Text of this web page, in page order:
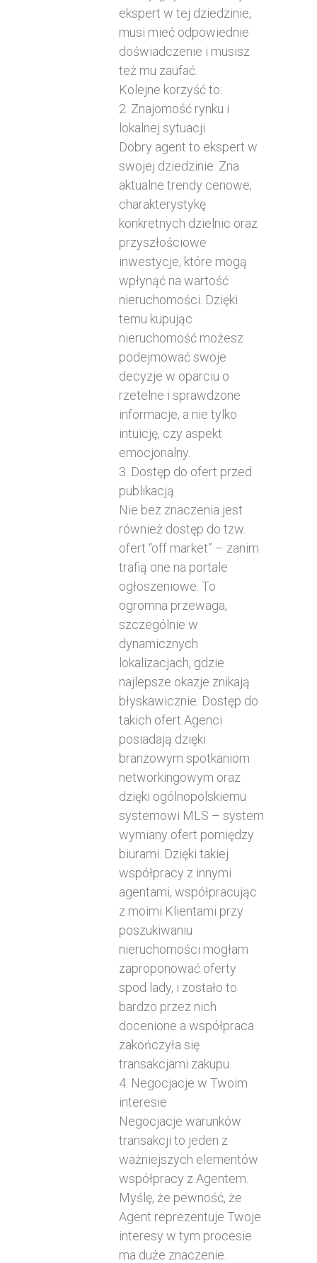
ekspert w tej dziedzinie,
musi mieć odpowiednie
doświadczenie i musisz
też mu zaufać.
Kolejne korzyść to:
2. Znajomość rynku i
lokalnej sytuacji
Dobry agent to ekspert w
swojej dziedzinie. Zna
aktualne trendy cenowe,
charakterystykę
konkretnych dzielnic oraz
przyszłościowe
inwestycje, które mogą
wpłynąć na wartość
nieruchomości. Dzięki
temu kupując
nieruchomość możesz
podejmować swoje
decyzje w oparciu o
rzetelne i sprawdzone
informacje, a nie tylko
intuicję, czy aspekt
emocjonalny.
3. Dostęp do ofert przed
publikacją
Nie bez znaczenia jest
również dostęp do tzw.
ofert “off market” – zanim
trafią one na portale
ogłoszeniowe. To
ogromna przewaga,
szczególnie w
dynamicznych
lokalizacjach, gdzie
najlepsze okazje znikają
błyskawicznie. Dostęp do
takich ofert Agenci
posiadają dzięki
branżowym spotkaniom
networkingowym oraz
dzięki ogólnopolskiemu
systemowi MLS – system
wymiany ofert pomiędzy
biurami. Dzięki takiej
współpracy z innymi
agentami, współpracując
z moimi Klientami przy
poszukiwaniu
nieruchomości mogłam
zaproponować oferty
spod lady, i zostało to
bardzo przez nich
docenione a współpraca
zakończyła się
transakcjami zakupu.
4. Negocjacje w Twoim
interesie
Negocjacje warunków
transakcji to jeden z
ważniejszych elementów
współpracy z Agentem.
Myślę, że pewność, że
Agent reprezentuje Twoje
interesy w tym procesie
ma duże znaczenie.